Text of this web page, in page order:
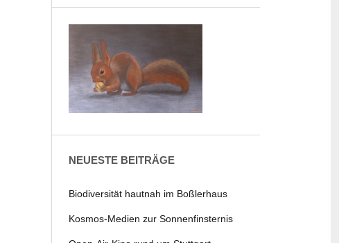
NEUESTE BEITRÄGE
Biodiversität hautnah im Boßlerhaus
Kosmos-Medien zur Sonnenfinsternis